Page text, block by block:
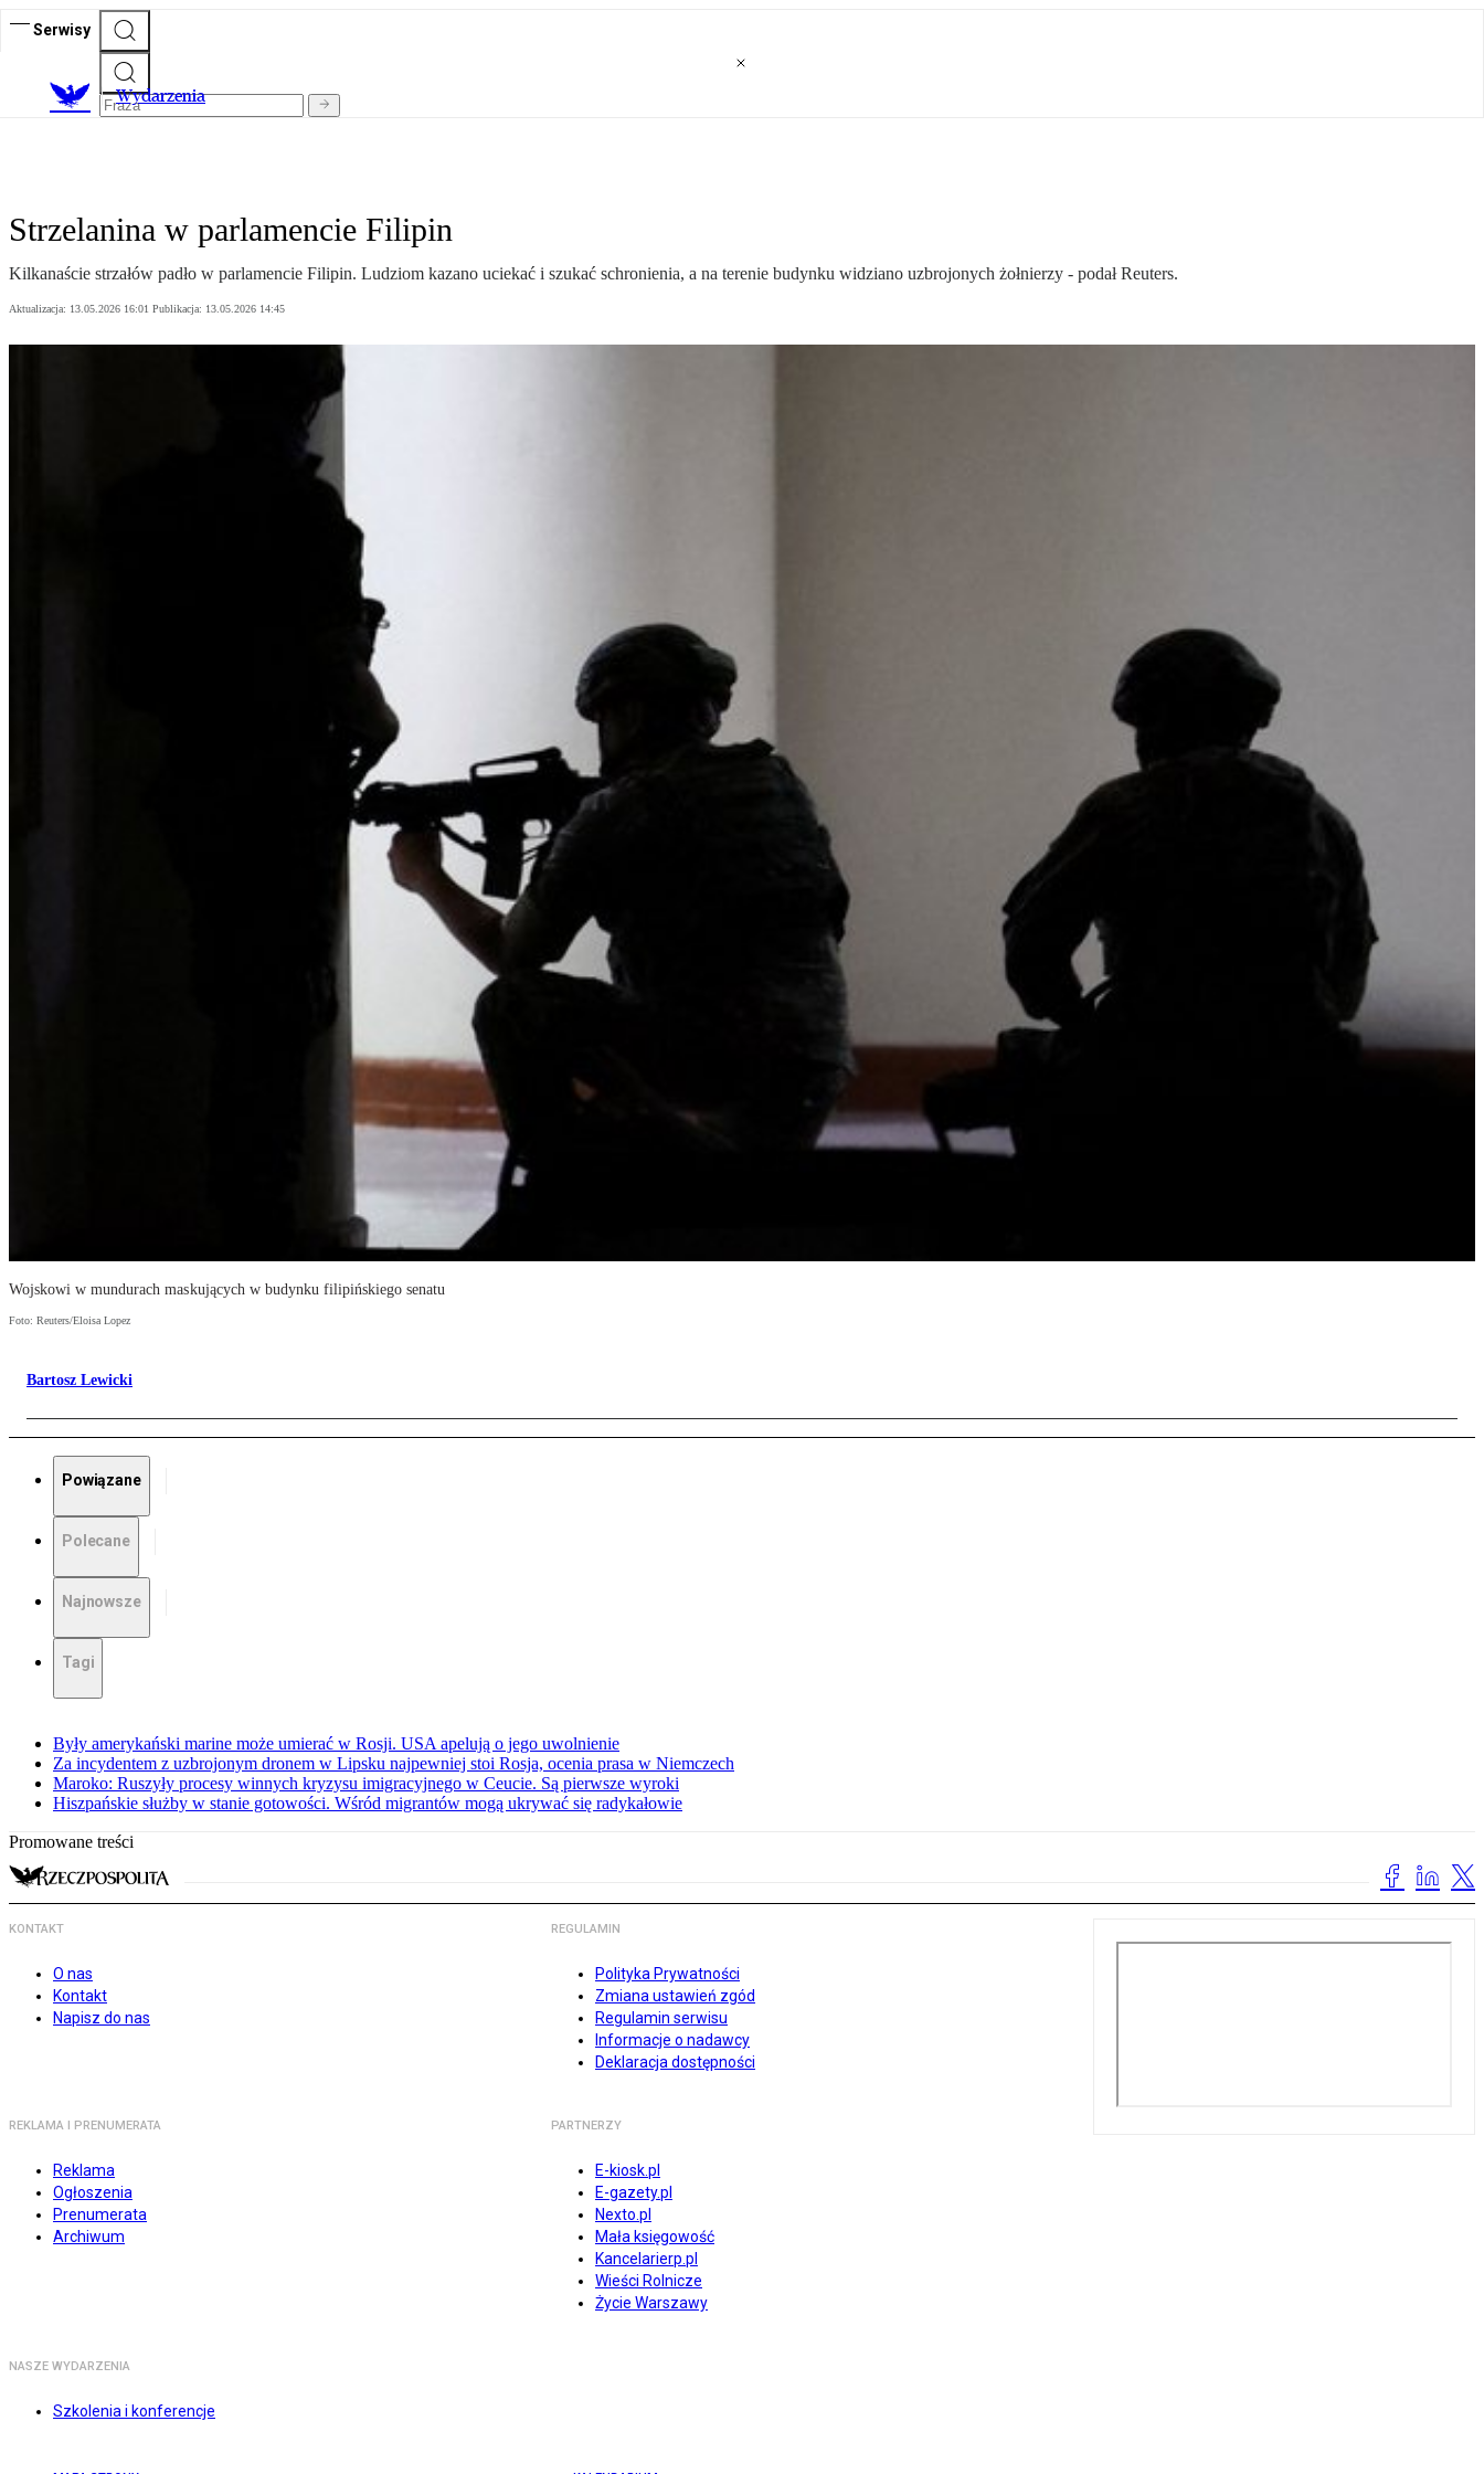
Serwisy
Wydarzenia
Strzelanina w parlamencie Filipin
Kilkanaście strzałów padło w parlamencie Filipin. Ludziom kazano uciekać i szukać schronienia, a na terenie budynku widziano uzbrojonych żołnierzy - podał Reuters.
Aktualizacja: 13.05.2026 16:01 Publikacja: 13.05.2026 14:45
Wojskowi w mundurach maskujących w budynku filipińskiego senatu
Foto: Reuters/Eloisa Lopez
Bartosz Lewicki
Powiązane
Polecane
Najnowsze
Tagi
Były amerykański marine może umierać w Rosji. USA apelują o jego uwolnienie
Za incydentem z uzbrojonym dronem w Lipsku najpewniej stoi Rosja, ocenia prasa w Niemczech
Maroko: Ruszyły procesy winnych kryzysu imigracyjnego w Ceucie. Są pierwsze wyroki
Hiszpańskie służby w stanie gotowości. Wśród migrantów mogą ukrywać się radykałowie
Promowane treści
KONTAKT
O nas
Kontakt
Napisz do nas
REGULAMIN
Polityka Prywatności
Zmiana ustawień zgód
Regulamin serwisu
Informacje o nadawcy
Deklaracja dostępności
REKLAMA I PRENUMERATA
Reklama
Ogłoszenia
Prenumerata
Archiwum
PARTNERZY
E-kiosk.pl
E-gazety.pl
Nexto.pl
Mała księgowość
Kancelarierp.pl
Wieści Rolnicze
Życie Warszawy
NASZE WYDARZENIA
Szkolenia i konferencje